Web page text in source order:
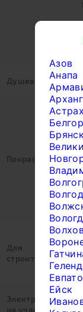
Душевая:
Покраска:
Для
строителей:
Электричество
на участке:
Азов
Анапа
Брянск
Ейск